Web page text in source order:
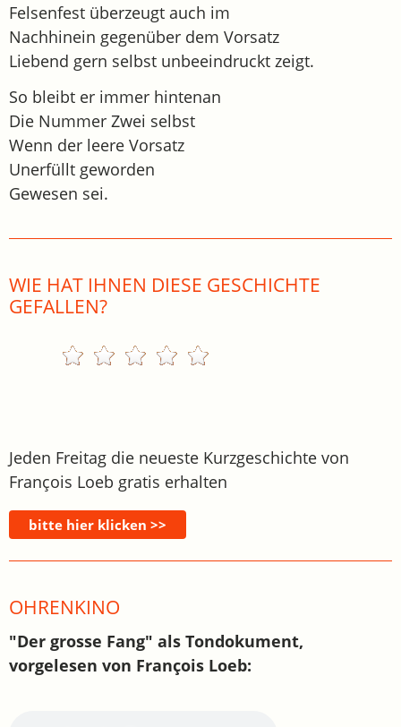
Felsenfest überzeugt auch im
Nachhinein gegenüber dem Vorsatz
Liebend gern selbst unbeeindruckt zeigt.
So bleibt er immer hintenan
Die Nummer Zwei selbst
Wenn der leere Vorsatz
Unerfüllt geworden
Gewesen sei.
WIE HAT IHNEN DIESE GESCHICHTE
GEFALLEN?
Jeden Freitag die neueste Kurzgeschichte von
François Loeb gratis erhalten
OHRENKINO
"Der grosse Fang" als Tondokument,
vorgelesen von François Loeb: